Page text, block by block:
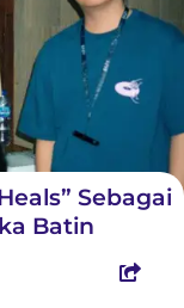
Sebagai
Batin